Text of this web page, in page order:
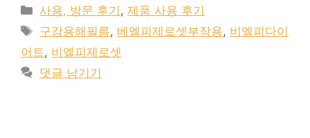
카
테
리
사용, 방문 후기 ,제품 사용 후기
태
그
구강용해필름, 베엘피제로셋부작용, 비엘피다이
어트, 비엘피제로셋
댓글 남기기